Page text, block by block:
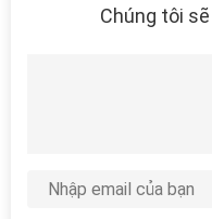
Bánh
Chúng tôi